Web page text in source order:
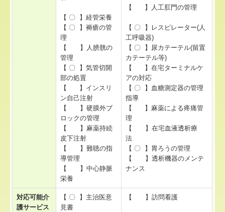
【 〇 】経管栄養
【 〇 】褥瘡の管
理
【 】人膀胱の
管理
【 〇 】気管切開
部の処置
【 】インスリ
ン自己注射
【 】硬膜外ブ
ロックの管理
【 】麻薬持続
皮下注射
【 】難聴の指
導管理
【 】中心静脈
栄養
【 】人工肛門の管理
【 〇 】レスピレーター(人
工呼吸器)
【 〇 】尿カテーテル(留置
カテーテル等)
【 】在宅ターミナルケ
アの対応
【 〇 】血糖測定器の管理
指導
【 】麻薬による疼痛管
理
【 】在宅血液透析療
法
【 〇 】胃ろうの管理
【 】透析機器のメンテ
ナンス
対応可能介
護サービス
【 〇 】主治医意
見書
【 】訪問看護